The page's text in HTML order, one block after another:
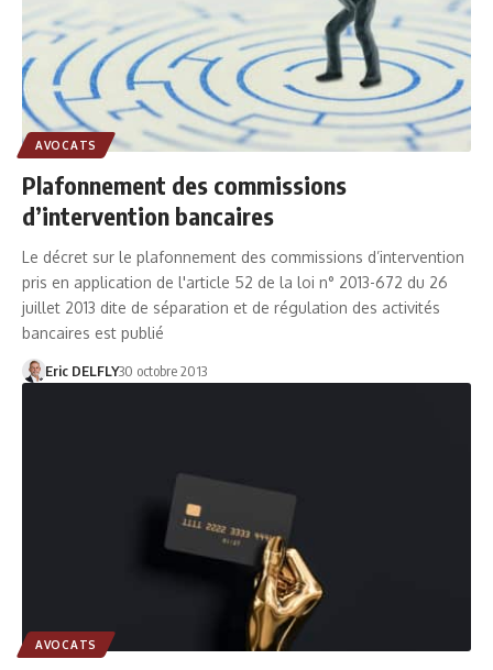
AVOCATS
Plafonnement des commissions
d’intervention bancaires
Le décret sur le plafonnement des commissions d’intervention
pris en application de l'article 52 de la loi n° 2013-672 du 26
juillet 2013 dite de séparation et de régulation des activités
bancaires est publié
Eric DELFLY30 octobre 2013
AVOCATS